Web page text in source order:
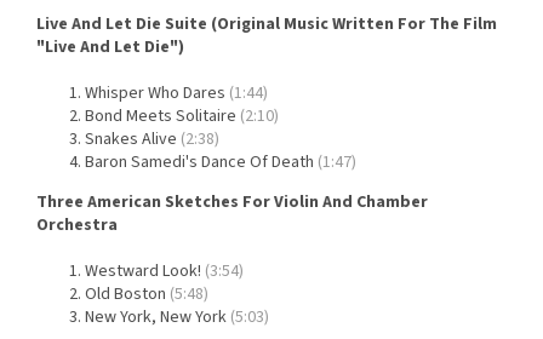
Live And Let Die Suite (Original Music Written For The Film
"Live And Let Die")
Whisper Who Dares (1:44)
Bond Meets Solitaire (2:10)
Snakes Alive (2:38)
Baron Samedi's Dance Of Death (1:47)
Three American Sketches For Violin And Chamber
Orchestra
Westward Look! (3:54)
Old Boston (5:48)
New York, New York (5:03)